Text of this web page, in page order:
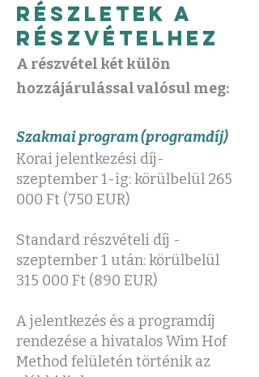
Részletek a
részvételhez
A részvétel két külön
hozzájárulással valósul meg:
Szakmai program(programdíj)
Korai jelentkezési díj-
szeptember 1-ig: körülbelül 265
000 Ft (750 EUR)
Standard részvételi díj -
szeptember 1 után: körülbelül
315 000 Ft (890 EUR)
A jelentkezés és a programdíj
rendezése a hivatalos Wim Hof
Method felületén történik az